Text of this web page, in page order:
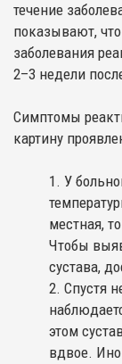
течение
показывают,
заболевания
2–3 недели
Симптомы
картину
У
местная,
Чтобы
сустава,
Спустя
этом
вдвое.